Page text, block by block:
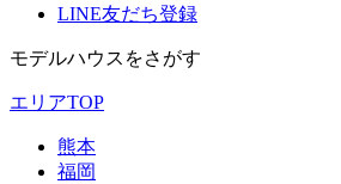
LINE友だち登録
モデルハウスをさがす
エリアTOP
熊本
福岡